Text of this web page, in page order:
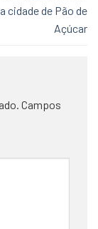
cidade de Pão de
Açúcar
Campos